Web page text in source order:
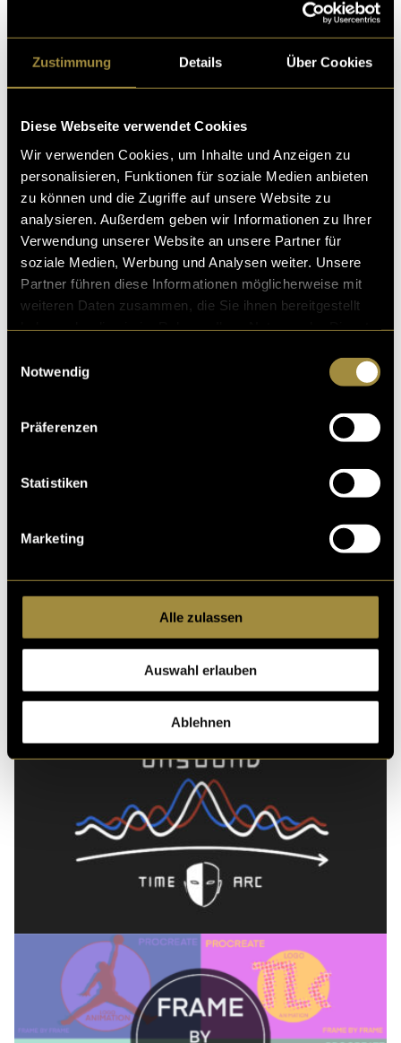
Zustimmung Details Über Cookies
Diese Webseite verwendet Cookies
Wir verwenden Cookies, um Inhalte und Anzeigen zu
personalisieren, Funktionen für soziale Medien anbieten
zu können und die Zugriffe auf unsere Website zu
analysieren. Außerdem geben wir Informationen zu Ihrer
Verwendung unserer Website an unsere Partner für
soziale Medien, Werbung und Analysen weiter. Unsere
Partner führen diese Informationen möglicherweise mit
weiteren Daten zusammen, die Sie ihnen bereitgestellt
Notwendig
Präferenzen
Statistiken
Marketing
Alle zulassen
Auswahl erlauben
Ablehnen
Bitte akzeptiere diestatistik, MarketingCookies um
diesen Inhalt zu sehen.
(mou)